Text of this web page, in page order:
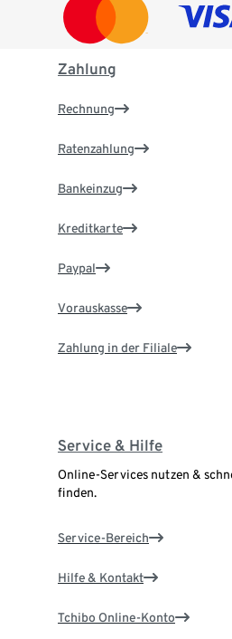
Zahlung
Rechnung
Ratenzahlung
Bankeinzug
Kreditkarte
Paypal
Vorauskasse
Zahlung in der Filiale
Service & Hilfe
Online-Services nutzen &
finden.
Service-Bereich
Hilfe & Kontakt
Tchibo Online-Konto